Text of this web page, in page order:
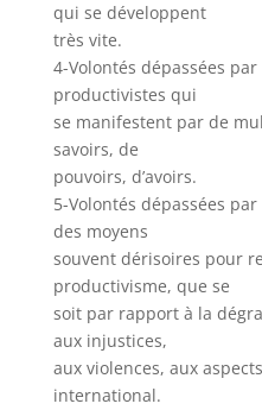
qui se développent
très vite.
4-Volontés dépassées
productivistes qui
se manifestent par de
savoirs, de
pouvoirs, d’avoirs.
5-Volontés dépassées
des moyens
souvent dérisoires pour
productivisme, que se
soit par rapport à la
aux injustices,
aux violences, aux
international.